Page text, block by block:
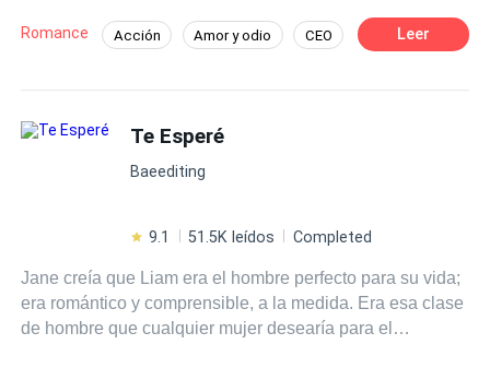
caso la lleva directamente a los brazos del arrogante
multimillonario que, sin saberlo, engendró a su hijo.
y cicatrices, las reglas empiezan a cambiar. Ella lo odia.
Él quiere respuestas. Pero entre su guerra de palabras y
verdades ocultas yace una conexión demasiado
Romance Acción Amor y odio CEO Leer
Te Esperé
Baeediting
9.1 51.5K leídos Completed
Jane creía que Liam era el hombre perfecto para su vida;
era romántico y comprensible, a la medida. Era esa clase
de hombre que cualquier mujer desearía para el